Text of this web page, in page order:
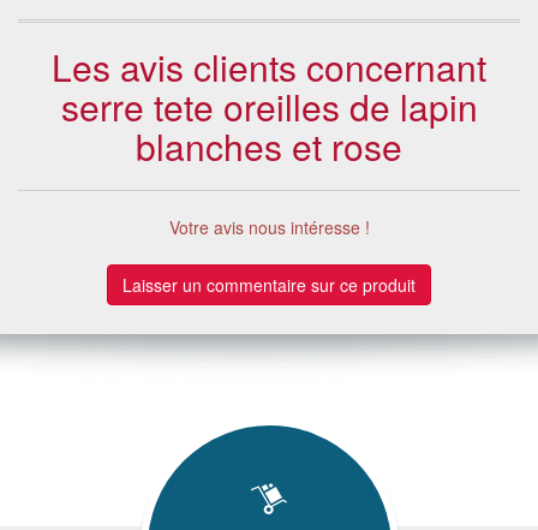
Les avis clients concernant
serre tete oreilles de lapin
blanches et rose
Votre avis nous intéresse !
Laisser un commentaire sur ce produit